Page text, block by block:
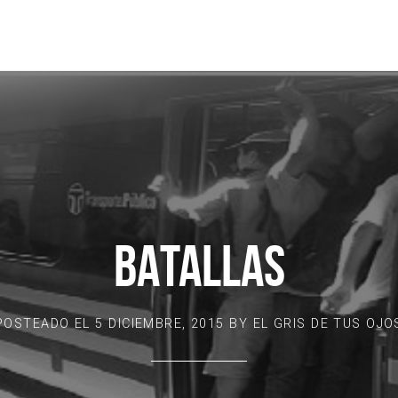
BATALLAS
EL5 DICIEMBRE, 2015 BY EL GRIS DE TUS